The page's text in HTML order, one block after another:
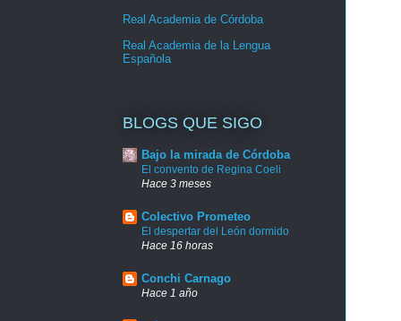
Real Academia de Córdoba
Real Academia de la Lengua
Española
BLOGS QUE SIGO
Bajo la mirada de Córdoba
El convento de Regina Coeli
Hace 3 meses
Colectivo Prometeo
El despertar del León dormido
Hace 16 horas
Conchi Carnago
Hace 1 año